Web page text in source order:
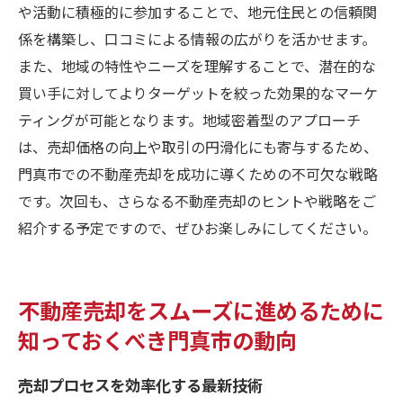
や活動に積極的に参加することで、地元住民との信頼関
係を構築し、口コミによる情報の広がりを活かせます。
また、地域の特性やニーズを理解することで、潜在的な
買い手に対してよりターゲットを絞った効果的なマーケ
ティングが可能となります。地域密着型のアプローチ
は、売却価格の向上や取引の円滑化にも寄与するため、
門真市での不動産売却を成功に導くための不可欠な戦略
です。次回も、さらなる不動産売却のヒントや戦略をご
紹介する予定ですので、ぜひお楽しみにしてください。
不動産売却をスムーズに進めるために
知っておくべき門真市の動向
売却プロセスを効率化する最新技術